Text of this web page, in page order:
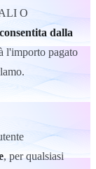
O
dalla
l'importo pagato
, per qualsiasi